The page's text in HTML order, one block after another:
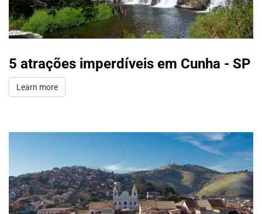
5 atrações imperdíveis em Cunha - SP
Learn more